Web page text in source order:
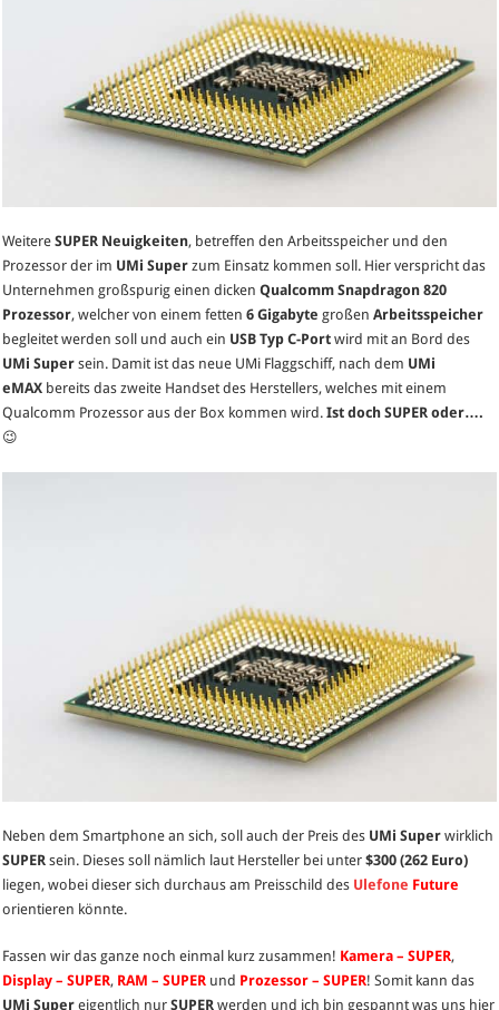
WeitereSUPER Neuigkeiten, betreffen den Arbeitsspeicher und den
Prozessor der im UMi Super zum Einsatz kommen soll. Hier verspricht das
Unternehmen großspurig einen dickenQualcomm Snapdragon 820
Prozessor, welcher von einem fetten6 Gigabyte großenArbeitsspeicher
begleitet werden soll und auch ein USB Typ C-Port wird mit an Bord des
UMi Super sein. Damit ist das neue UMi Flaggschiff, nach dem UMi
eMAX bereits das zweite Handset des Herstellers, welches mit einem
Qualcomm Prozessor aus der Box kommen wird.Ist doch SUPER oder….
😉
Neben dem Smartphone an sich, soll auch der Preis des UMi Super wirklich
SUPER sein. Dieses soll nämlich laut Hersteller bei unter$300 (262 Euro)
liegen, wobei dieser sich durchaus am Preisschild des Ulefone Future
orientieren könnte.
Fassen wir das ganze noch einmal kurz zusammen! Kamera – SUPER,
Display – SUPER, RAM – SUPER und Prozessor – SUPER! Somit kann das
UMi Super eigentlich nurSUPER werden und ich bin gespannt was uns hier